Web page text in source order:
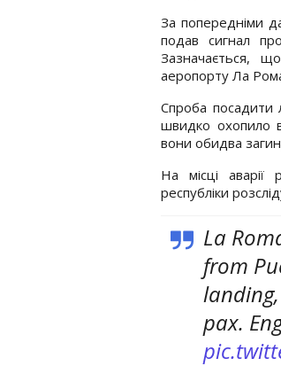
За попередніми
подав сигнал
Зазначається,
аеропорту Ла
Спроба посадити
швидко охопило
вони обидва
На місці аварії
республіки
La
from
pax.